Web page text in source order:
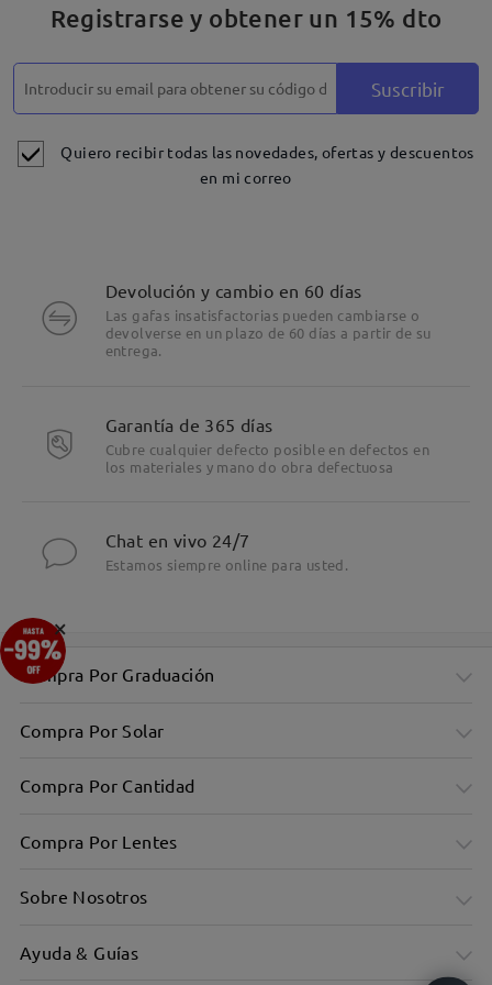
comentarios
Registrarse y obtener un 15% dto
Suscribir
Quiero recibir todas las novedades, ofertas y descuentos
en mi correo
Devolución y cambio en 60 días
Las gafas insatisfactorias pueden cambiarse o
devolverse en un plazo de 60 días a partir de su
entrega.
Garantía de 365 días
Cubre cualquier defecto posible en defectos en
los materiales y mano do obra defectuosa
Chat en vivo 24/7
Estamos siempre online para usted.
Compra Por Graduación
Compra Por Solar
Compra Por Cantidad
Compra Por Lentes
Sobre Nosotros
Ayuda & Guías
×